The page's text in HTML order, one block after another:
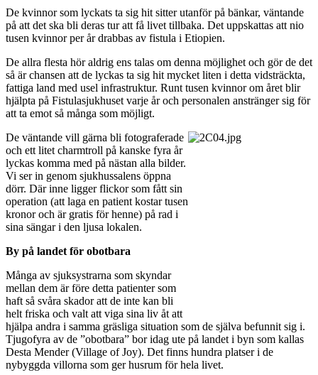
De kvinnor som lyckats ta sig hit sitter utanför på bänkar, väntande
på att det ska bli deras tur att få livet tillbaka. Det uppskattas att nio
tusen kvinnor per år drabbas av fistula i Etiopien.
De allra flesta hör aldrig ens talas om denna möjlighet och gör de det
så är chansen att de lyckas ta sig hit mycket liten i detta vidsträckta,
fattiga land med usel infrastruktur. Runt tusen kvinnor om året blir
hjälpta på Fistulasjukhuset varje år och personalen anstränger sig för
att ta emot så många som möjligt.
De väntande vill gärna bli fotograferade
och ett litet charmtroll på kanske fyra år
lyckas komma med på nästan alla bilder.
Vi ser in genom sjukhussalens öppna
dörr. Där inne ligger flickor som fått sin
operation (att laga en patient kostar tusen
kronor och är gratis för henne) på rad i
sina sängar i den ljusa lokalen.
By på landet för obotbara
Många av sjuksystrarna som skyndar
mellan dem är före detta patienter som
haft så svåra skador att de inte kan bli
helt friska och valt att viga sina liv åt att
hjälpa andra i samma gräsliga situation som de själva befunnit sig i.
Tjugofyra av de ”obotbara” bor idag ute på landet i byn som kallas
Desta Mender (Village of Joy). Det finns hundra platser i de
nybyggda villorna som ger husrum för hela livet.